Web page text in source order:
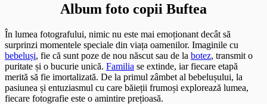
Album foto copii Buftea
În lumea fotografului, nimic nu este mai emoționant decât să
surprinzi momentele speciale din viața oamenilor. Imaginile cu
bebeluși, fie că sunt poze de nou născut sau de la botez, transmit o
puritate și o bucurie unică. Familia se extinde, iar fiecare etapă
merită să fie imortalizată. De la primul zâmbet al bebelușului, la
pasiunea și entuziasmul cu care băieții frumoși explorează lumea,
fiecare fotografie este o amintire prețioasă.